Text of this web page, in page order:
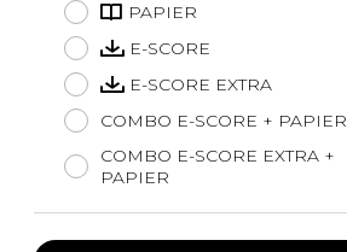
PAPIER
E-SCORE
E-SCORE EXTRA
COMBO E-SCORE + PAPIER
COMBO E-SCORE EXTRA +
PAPIER